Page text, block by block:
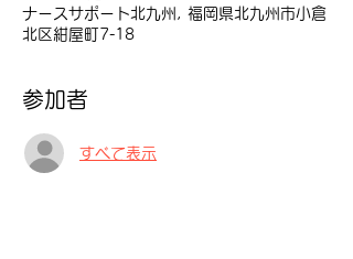
ナースサポート北九州, 福岡県北九州市小倉
北区紺屋町7-18
参加者
すべて表示